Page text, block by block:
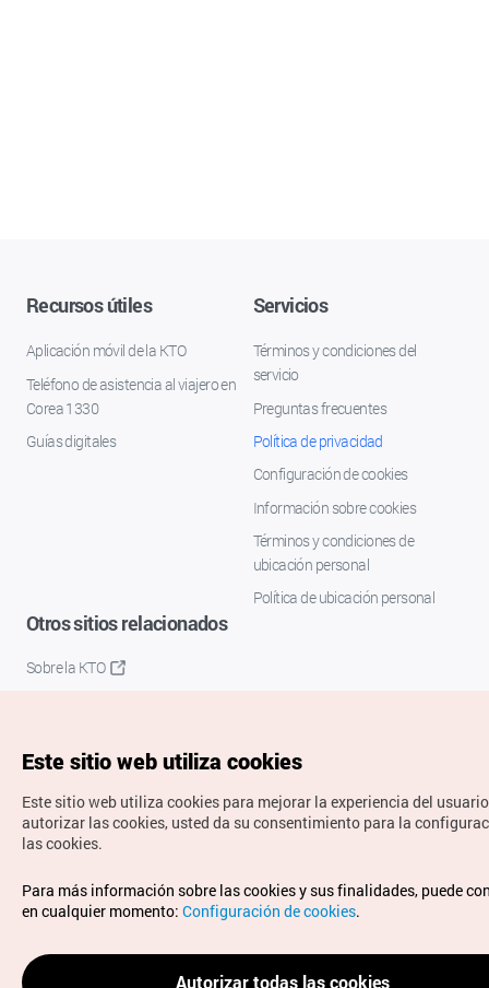
Recursos útiles
Aplicación móvil de la KTO
Teléfono de asistencia al viajero en
Corea 1330
Guías digitales
Servicios
Términos y condiciones del
servicio
Preguntas frecuentes
Política de privacidad
Configuración de cookies
Información sobre cookies
Términos y condiciones de
ubicación personal
Política de ubicación personal
Otros sitios relacionados
Sobre la KTO
Copyrights © Organización de Turismo de Corea. Todos los
derechos reservados.
Para informes de errores y cuestiones relacionadas con el
sitio web, dirija sus consultas al correoelectrónico oficial:
spanish@knto.or.kr
Este sitio web utiliza cookies
Este sitio web utiliza cookies para mejorar la experiencia del
autorizar las cookies, usted da su consentimiento para la
las cookies.
Para más información sobre las cookies y sus finalidades, puede
en cualquier momento: Configuración de cookies.
Autorizar todas las cookies